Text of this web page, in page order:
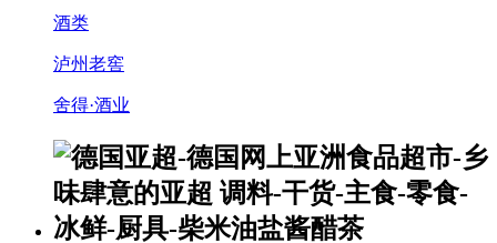
酒类
泸州老窖
舍得·酒业